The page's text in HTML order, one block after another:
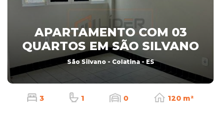
APARTAMENTO COM 03
QUARTOS EM SÃO SILVANO
São Silvano - Colatina - ES
3 1 0 120 m²